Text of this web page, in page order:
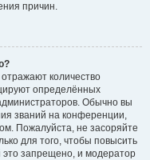
причин.
количество
определённых
Обычно вы
званий на конференции,
Пожалуйста, не засоряйте
для того, чтобы повысить
запрещено, и модератор